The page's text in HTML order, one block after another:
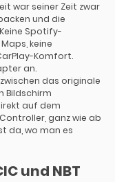
war seiner Zeit zwar
und die
Spotify-
keine
Komfort.
an.
das originale
Bildschirm
auf dem
ganz wie ab
da, wo man es
und NBT